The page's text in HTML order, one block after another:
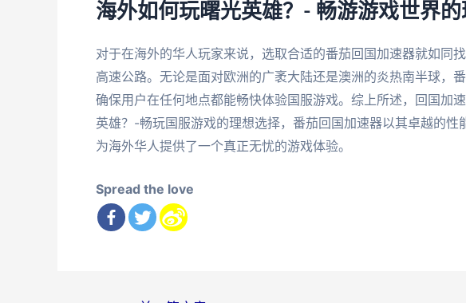
海外如何玩曙光英雄？- 畅游游戏世界
对于在海外的华人玩家来说，选取合适的番茄回国加速器就如同
高速公路。无论是面对欧洲的广袤大陆还是澳洲的炎热南半球，
确保用户在任何地点都能畅快体验国服游戏。综上所述，回国加
英雄？-畅玩国服游戏的理想选择，番茄回国加速器以其卓越的性
为海外华人提供了一个真正无忧的游戏体验。
Spread the love